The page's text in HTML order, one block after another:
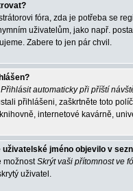
fóra, zda je potřeba se
uživatelům, jako např.
Zabere to jen pár chvil.
Přihlásit automaticky při příští
přihlášeni, zaškrtněte toto
internetové kavárně,
jméno objevilo v
možnostSkrýt vaši přítomnost ve
uživatel.